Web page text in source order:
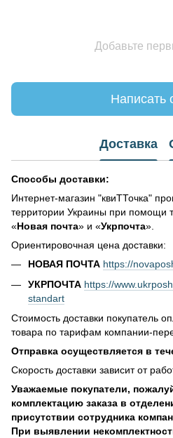
Добавьте
Написать
Доставка
Способы доставки:
Интернет-магазин "квиТТочка"
территории Украины при помощи
«Новая почта» и «Укрпочта».
Ориентировочная цена доставки:
НОВАЯ ПОЧТА https://
УКРПОЧТА https://
standart
Стоимость доставки покупатель
товара по тарифам компании-
Отправка осуществляется в
Скорость доставки зависит от
Уважаемые покупатели,
комплектацию заказа в
присутствии сотрудника
При выявлении